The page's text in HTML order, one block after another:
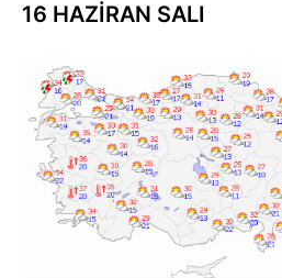
16 HAZİRAN SALI